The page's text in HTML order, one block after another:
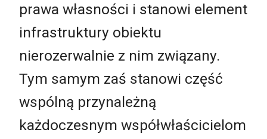
prawa własności i stanowi element
infrastruktury obiektu
nierozerwalnie z nim związany.
Tym samym zaś stanowi część
wspólną przynależną
każdoczesnym współwłaścicielom